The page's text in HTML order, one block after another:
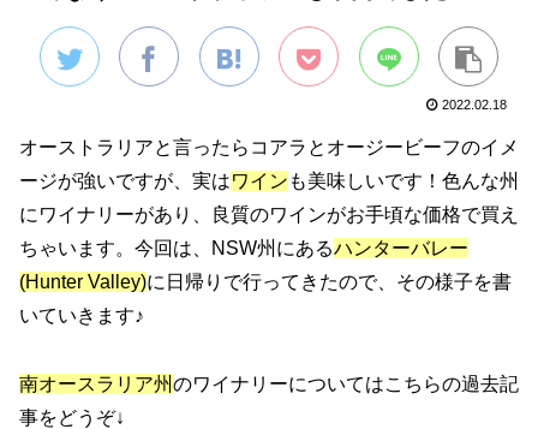
2022.02.18
オーストラリアと言ったらコアラとオージービーフのイメ
ージが強いですが、実はワイン も美味しいです！色んな州
にワイナリーがあり、良質のワインがお手頃な価格で買え
ちゃいます。今回は、NSW州にあるハンターバレー
(Hunter Valley)に日帰りで行ってきたので、その様子を書
いていきます♪
南オースラリア州のワイナリーについてはこちらの過去記
事をどうぞ↓